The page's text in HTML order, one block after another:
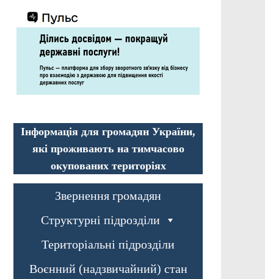
Інформація для громадян України,
які проживають на тимчасово
окупованих територіях
Звернення громадян
Структурні підрозділи
Територіальні підрозділи
Воєнний (надзвичайний) стан